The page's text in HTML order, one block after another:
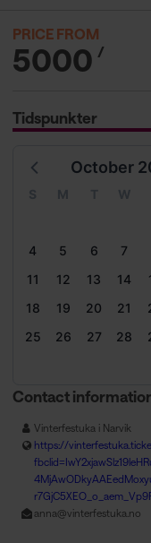
PRICE FROM
5000 /
Tidspunkter
October
S M T W
4
5 6 7
11
12 13 14
18
19 20 21
25
26 27 28
Contact
Vinterfestuka i Narvik
https://
anna@vinterfestuka.no